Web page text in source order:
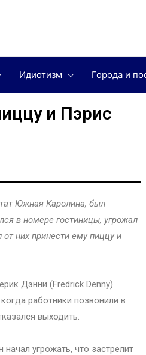
Идиотизм Города и
и Пэрис
Южная Каролина, был
в номере гостиницы, угрожал
от них принести ему пиццу и
Дэнни (Fredrick Denny)
работники позвонили в
выходить.
угрожать, что застрелит